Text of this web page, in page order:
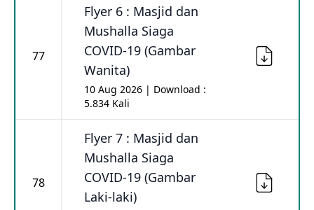
77
Flyer 6 : Masjid dan
Mushalla Siaga
COVID-19 (Gambar
Wanita)
10 Aug 2026 | Download :
5.834 Kali
78
Flyer 7 : Masjid dan
Mushalla Siaga
COVID-19 (Gambar
Laki-laki)